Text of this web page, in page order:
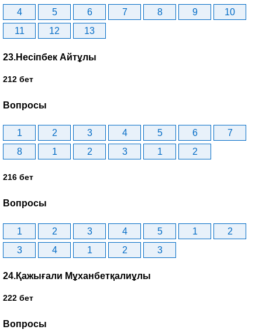
4 5 6 7 8 9
10
11
12 13
23.Несіпбек Айтұлы
212 бет
Вопросы
1 2 3 4 5 6
7
8
1 2 3 1 2
216 бет
Вопросы
1 2 3 4 5 1
2
3
4 1 2 3
24.Қажығали Мұханбетқалиұлы
222 бет
Вопросы